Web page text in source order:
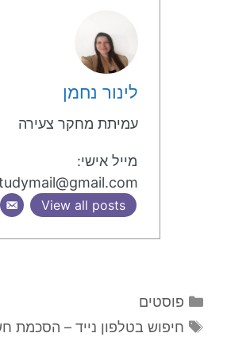
לינור נחמן
עמיתת מחקר צעירה
מייל אישי:
View all posts
קטגוריות
פוסטים
תגיות
חיפוש בטלפון נייד – הסכמת